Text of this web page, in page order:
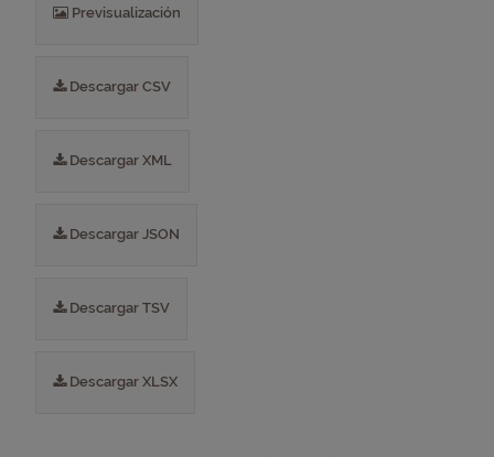
Previsualización
Descargar CSV
Descargar XML
Descargar JSON
Descargar TSV
Descargar XLSX